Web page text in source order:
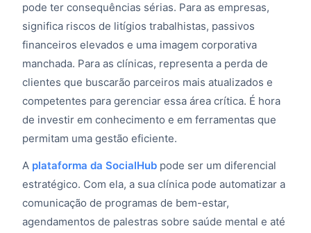
pode ter consequências sérias. Para as empresas,
significa riscos de litígios trabalhistas, passivos
financeiros elevados e uma imagem corporativa
manchada. Para as clínicas, representa a perda de
clientes que buscarão parceiros mais atualizados e
competentes para gerenciar essa área crítica. É hora
de investir em conhecimento e em ferramentas que
permitam uma gestão eficiente.
A plataforma da SocialHub pode ser um diferencial
estratégico. Com ela, a sua clínica pode automatizar a
comunicação de programas de bem-estar,
agendamentos de palestras sobre saúde mental e até